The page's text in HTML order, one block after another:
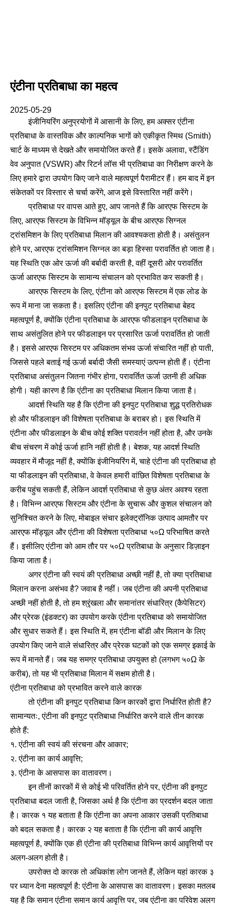
एंटीना प्रतिबाधा का महत्व
2025-05-29
इंजीनियरिंग अनुप्रयोगों में आसानी के लिए, हम अक्सर एंटीना
प्रतिबाधा के वास्तविक और काल्पनिक भागों को एकीकृत स्मिथ (Smith)
चार्ट के माध्यम से देखते और समायोजित करते हैं। इसके अलावा, स्टैंडिंग
वेव अनुपात (VSWR) और रिटर्न लॉस भी प्रतिबाधा का निरीक्षण करने के
लिए हमारे द्वारा उपयोग किए जाने वाले महत्वपूर्ण पैरामीटर हैं। हम बाद में इन
संकेतकों पर विस्तार से चर्चा करेंगे, आज इसे विस्तारित नहीं करेंगे।
प्रतिबाधा पर वापस आते हुए, आप जानते हैं कि आरएफ सिस्टम के
लिए, आरएफ सिस्टम के विभिन्न मॉड्यूल के बीच आरएफ सिग्नल
ट्रांसमिशन के लिए प्रतिबाधा मिलान की आवश्यकता होती है। असंतुलन
होने पर, आरएफ ट्रांसमिशन सिग्नल का बड़ा हिस्सा परावर्तित हो जाता है।
यह स्थिति एक ओर ऊर्जा की बर्बादी करती है, वहीं दूसरी ओर परावर्तित
ऊर्जा आरएफ सिस्टम के सामान्य संचालन को प्रभावित कर सकती है।
आरएफ सिस्टम के लिए, एंटीना को आरएफ सिस्टम में एक लोड के
रूप में माना जा सकता है। इसलिए एंटीना की इनपुट प्रतिबाधा बेहद
महत्वपूर्ण है, क्योंकि एंटीना प्रतिबाधा के आरएफ फीडलाइन प्रतिबाधा के
साथ असंतुलित होने पर फीडलाइन पर प्रसारित ऊर्जा परावर्तित हो जाती
है। इससे आरएफ सिस्टम पर अधिकतम संभव ऊर्जा संचारित नहीं हो पाती,
जिससे पहले बताई गई ऊर्जा बर्बादी जैसी समस्याएं उत्पन्न होती हैं। एंटीना
प्रतिबाधा असंतुलन जितना गंभीर होगा, परावर्तित ऊर्जा उतनी ही अधिक
होगी। यही कारण है कि एंटीना का प्रतिबाधा मिलान किया जाता है।
आदर्श स्थिति यह है कि एंटीना की इनपुट प्रतिबाधा शुद्ध प्रतिरोधक
हो और फीडलाइन की विशेषता प्रतिबाधा के बराबर हो। इस स्थिति में
एंटीना और फीडलाइन के बीच कोई शक्ति परावर्तन नहीं होता है, और उनके
बीच संचरण में कोई ऊर्जा हानि नहीं होती है। बेशक, यह आदर्श स्थिति
व्यवहार में मौजूद नहीं है, क्योंकि इंजीनियरिंग में, चाहे एंटीना की प्रतिबाधा हो
या फीडलाइन की प्रतिबाधा, वे केवल हमारी वांछित विशेषता प्रतिबाधा के
करीब पहुंच सकती हैं, लेकिन आदर्श प्रतिबाधा से कुछ अंतर अवश्य रहता
है। विभिन्न आरएफ सिस्टम और एंटीना के सुचारू और कुशल संचालन को
सुनिश्चित करने के लिए, मोबाइल संचार इलेक्ट्रॉनिक उत्पाद आमतौर पर
आरएफ मॉड्यूल और एंटीना की विशेषता प्रतिबाधा ५०Ω परिभाषित करते
हैं। इसीलिए एंटीना को आम तौर पर ५०Ω प्रतिबाधा के अनुसार डिज़ाइन
किया जाता है।
अगर एंटीना की स्वयं की प्रतिबाधा अच्छी नहीं है, तो क्या प्रतिबाधा
मिलान करना असंभव है? जवाब है नहीं। जब एंटीना की अपनी प्रतिबाधा
अच्छी नहीं होती है, तो हम श्रृंखला और समानांतर संधारित्र (कैपेसिटर)
और प्रेरक (इंडक्टर) का उपयोग करके एंटीना प्रतिबाधा को समायोजित
और सुधार सकते हैं। इस स्थिति में, हम एंटीना बॉडी और मिलान के लिए
उपयोग किए जाने वाले संधारित्र और प्रेरक घटकों को एक समग्र इकाई के
रूप में मानते हैं। जब यह समग्र प्रतिबाधा उपयुक्त हो (लगभग ५०Ω के
करीब), तो यह भी प्रतिबाधा मिलान में सक्षम होती है।
एंटीना प्रतिबाधा को प्रभावित करने वाले कारक
तो एंटीना की इनपुट प्रतिबाधा किन कारकों द्वारा निर्धारित होती है?
सामान्यतः, एंटीना की इनपुट प्रतिबाधा निर्धारित करने वाले तीन कारक
होते हैं:
१. एंटीना की स्वयं की संरचना और आकार;
२. एंटीना का कार्य आवृत्ति;
३. एंटीना के आसपास का वातावरण।
इन तीनों कारकों में से कोई भी परिवर्तित होने पर, एंटीना की इनपुट
प्रतिबाधा बदल जाती है, जिसका अर्थ है कि एंटीना का प्रदर्शन बदल जाता
है। कारक १ यह बताता है कि एंटीना का अपना आकार उसकी प्रतिबाधा
को बदल सकता है। कारक २ यह बताता है कि एंटीना की कार्य आवृत्ति
महत्वपूर्ण है, क्योंकि एक ही एंटीना की प्रतिबाधा विभिन्न कार्य आवृत्तियों पर
अलग-अलग होती है।
उपरोक्त दो कारक तो अधिकांश लोग जानते हैं, लेकिन यहां कारक ३
पर ध्यान देना महत्वपूर्ण है: एंटीना के आसपास का वातावरण। इसका मतलब
यह है कि समान एंटीना समान कार्य आवृत्ति पर, जब एंटीना का परिवेश अलग